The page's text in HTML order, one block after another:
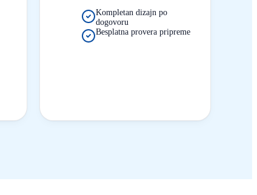
Kompletan dizajn po
dogovoru
Besplatna provera pripreme